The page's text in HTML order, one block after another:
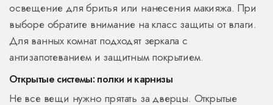
освещение для бритья или нанесения макияжа. При
выборе обратите внимание на класс защиты от влаги.
Для ванных комнат подходят зеркала с
антизапотеванием и защитным покрытием.
Открытые системы: полки и карнизы
Не все вещи нужно прятать за дверцы. Открытые